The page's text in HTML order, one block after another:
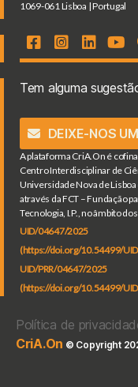
1069-061 Lisboa | Portugal
Tem alguma
DEIXE-NOS
A plataforma CriA.On é
Centro Interdisciplinar de
Universidade Nova de
através da FCT – Fundação
Tecnologia, I.P., no âmbito
UID/04647/2025
(https://doi.org/10.54499/
UID/PRR/04647/2025
(https://doi.org/10.54499/
Política de
CriA.On © Copyright